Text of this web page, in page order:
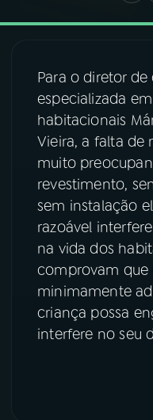
03PROGRAMAÇÃO
04PROGRAMAS
PODCASTS
06VIDEOCASTS
08FESTIVAL DE
ACOMPANHE A RÁDIO
Para o diretor
especializada
habitacionais
Vieira, a falta de
muito
revestimento,
sem instalação
razoável
na vida dos
comprovam que
minimamente
criança possa
interfere no seu